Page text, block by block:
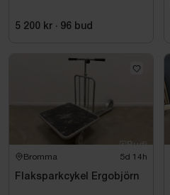
5 200 kr · 96 bud
Bromma 5d 14h
Flaksparkcykel Ergobjörn